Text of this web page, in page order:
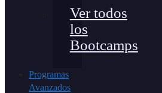
Ver todos
los
Bootcamps
Programas
Avanzados